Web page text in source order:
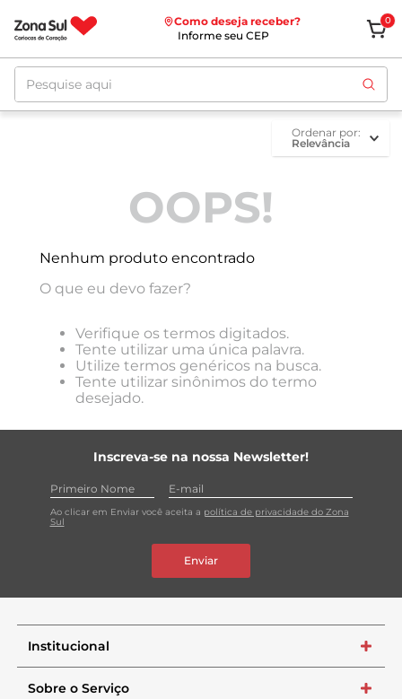
Como deseja receber?
Informe seu CEP
0
Pesquise aqui
ordenar por
Relevância
OOPS!
Nenhum produto encontrado
O que eu devo fazer?
Verifique os termos digitados.
Tente utilizar uma única palavra.
Utilize termos genéricos na busca.
Tente utilizar sinônimos do termo
desejado.
Inscreva-se na nossa Newsletter!
Ao clicar em Enviar você aceita a política de privacidade do Zona
Sul
Enviar
Institucional +
Sobre o Serviço +